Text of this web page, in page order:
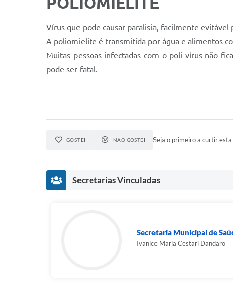
Vírus que pode causar paralisia, facilmente
A poliomielite é transmitida por água e alimentos
Muitas pessoas infectadas com o poli vírus não
pode ser fatal.
GOSTEI NÃO GOSTEI Seja o primeiro a curtir
Secretarias Vinculadas
Secretaria Municipal de
Ivanice Maria Cestari Dandaro